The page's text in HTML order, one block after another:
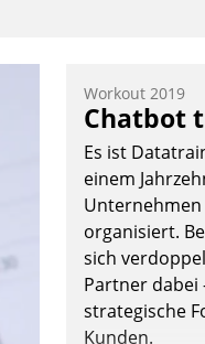
Workout 2019
Chatbot
Es ist
einem
organisiert.
sich
Partner dabei
strategische
Kunden.